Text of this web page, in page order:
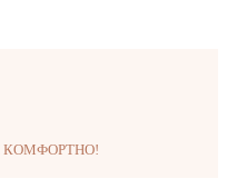
КОМФОРТНО!